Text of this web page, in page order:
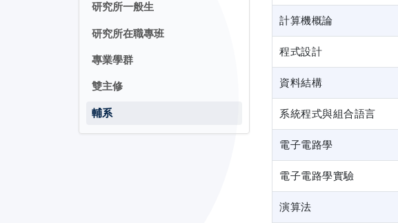
研究所一般生
研究所在職專班
專業學群
雙主修
輔系
計算機概論
程式設計
資料結構
系統程式與組合語言
電子電路學
電子電路學實驗
演算法